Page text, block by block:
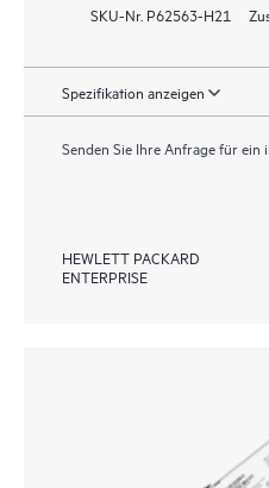
SKU-Nr. P62563-H21
Spezifikation anzeigen
Senden Sie Ihre Anfrage für
HEWLETT PACKARD
ENTERPRISE